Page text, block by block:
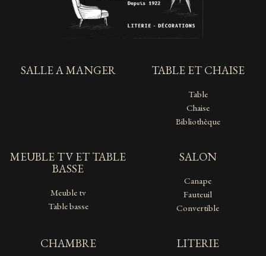
SALLE A MANGER TABLE ET CHAISE
Table
Chaise
Bibliothèque
MEUBLE TV ET TABLE
BASSE
Meuble tv
Table basse
SALON
Canape
Fauteuil
Convertible
CHAMBRE LITERIE